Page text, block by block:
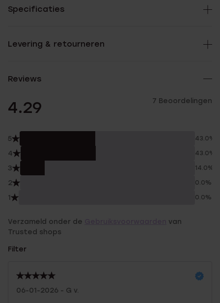
Specificaties
Levering & retourneren
Reviews
4.29 7 Beoordelingen
5 43.0%
4 43.0%
3 14.0%
2 0.0%
1 0.0%
Verzameld onder de
van
Trusted shops
Filter
06-01-2026 - G v.